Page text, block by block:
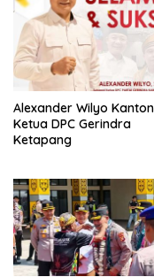
Alexander Wilyo
Ketua DPC Gerindra
Ketapang